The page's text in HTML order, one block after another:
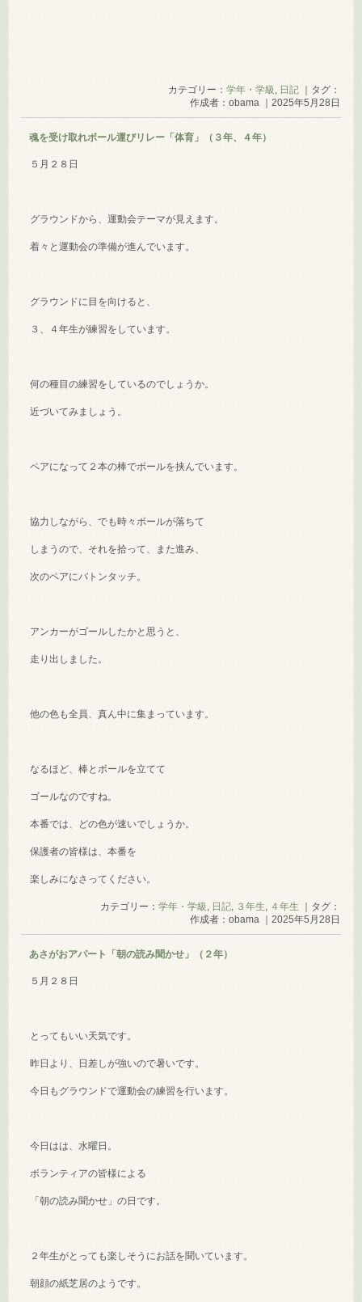
カテゴリー： 学年・学級 , 日記｜タグ：
作成者：obama ｜2025年5月28日
魂を受け取れボール運びリレー「体育」（３年、４年）
５月２８日
グラウンドから、運動会テーマが見えます。
着々と運動会の準備が進んでいます。
グラウンドに目を向けると、
３、４年生が練習をしています。
何の種目の練習をしているのでしょうか。
近づいてみましょう。
ペアになって２本の棒でボールを挟んでいます。
協力しながら、でも時々ボールが落ちて
しまうので、それを拾って、また進み、
次のペアにバトンタッチ。
アンカーがゴールしたかと思うと、
走り出しました。
他の色も全員、真ん中に集まっています。
なるほど、棒とボールを立てて
ゴールなのですね。
本番では、どの色が速いでしょうか。
保護者の皆様は、本番を
楽しみになさってください。
カテゴリー： 学年・学級 , 日記, ３年生, ４年生 ｜タグ：
作成者：obama ｜2025年5月28日
あさがおアパート「朝の読み聞かせ」（２年）
５月２８日
とってもいい天気です。
昨日より、日差しが強いので暑いです。
今日もグラウンドで運動会の練習を行います。
今日はは、水曜日。
ボランティアの皆様による
「朝の読み聞かせ」の日です。
２年生がとっても楽しそうにお話を聞いています。
朝顔の紙芝居のようです。